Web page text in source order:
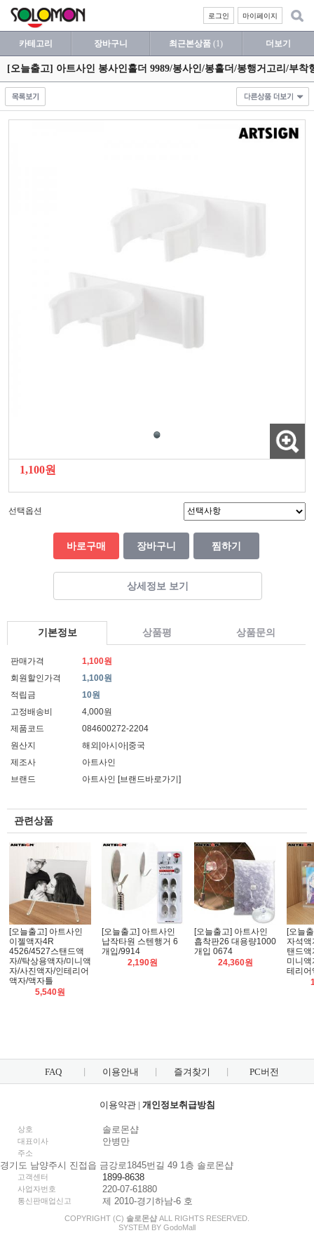
마이페이지
로그인
카테고리 장바구니 최근본상품 (1) 더보기
[오늘출고] 아트사인 봉사인홀더 9989/봉사인/봉홀더/봉행거고리/부착
1,100원
선택옵션
바로구매 장바구니 찜하기
상세정보 보기
기본정보 상품평 상품문의
판매가격
1,100원
회원할인가격
1,100원
적립금
10원
고정배송비
4,000원
제품코드
084600272-2204
원산지
해외|아시아|중국
제조사
아트사인
브랜드
아트사인 [브랜드바로가기]
관련상품
[오늘출고] 아트사인
이젤액자4R
4526/4527스탠드액
자//탁상용액자/미니액
자/사진액자/인테리어
액자/액자틀
5,540원
[오늘출고] 아트사인
납작타원 스텐행거 6
개입/9914
2,190원
[오늘출고] 아트사인
흡착판26 대용량1000
개입 0674
24,360원
[오늘
자석
탠드
미니
테리어
FAQ 이용안내 즐겨찾기 PC버전
이용약관| 개인정보취급방침
상호 솔로몬샵
대표이사 안병만
주소
경기도 남양주시 진접읍 금강로1845번길 49 1층 솔로몬샵
고객센터 1899-8638
사업자번호 220-07-61880
통신판매업신고 제 2010-경기하남-6 호
COPYRIGHT (C) 솔로몬샵 ALL RIGHTS RESERVED.
SYSTEM BY GodoMall